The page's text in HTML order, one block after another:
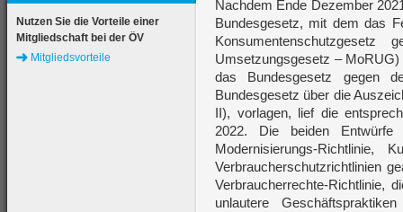
Nachdem Ende Dezember
Bundesgesetz, mit dem das
Konsumentenschutzgesetz
Umsetzungsgesetz –
das Bundesgesetz gegen
Bundesgesetz über die
II), vorlagen, lief die
2022. Die beiden Entwürfe
Modernisierungs-Richtlinie,
Verbraucherschutzrichtlinien
Verbraucherrechte-Richtlinie,
unlautere
Nutzen Sie die Vorteile einer
Mitgliedschaft bei der ÖV
Mitgliedsvorteile